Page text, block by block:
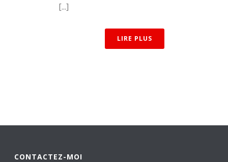
[...]
LIRE PLUS
CONTACTEZ-MOI